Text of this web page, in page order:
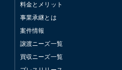
料金とメリット
事業承継とは
案件情報
譲渡ニーズ一覧
買収ニーズ一覧